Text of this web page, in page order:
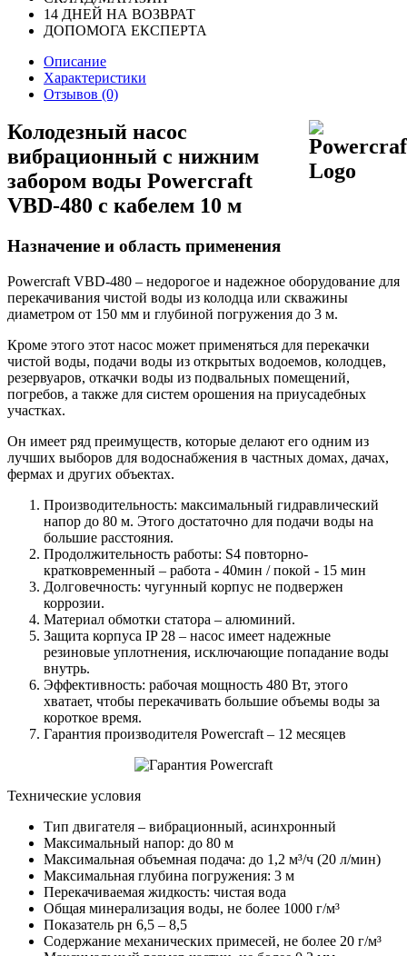
14 ДНЕЙ НА ВОЗВРАТ
ДОПОМОГА ЕКСПЕРТА
Описание
Характеристики
Отзывов (0)
Колодезный насос
вибрационный с нижним
забором воды Powercraft
VBD-480 с кабелем 10 м
Назначение и область применения
Powercraft VBD-480 – недорогое и надежное оборудование для
перекачивания чистой воды из колодца или скважины
диаметром от 150 мм и глубиной погружения до 3 м.
Кроме этого этот насос может применяться для перекачки
чистой воды, подачи воды из открытых водоемов, колодцев,
резервуаров, откачки воды из подвальных помещений,
погребов, а также для систем орошения на приусадебных
участках.
Он имеет ряд преимуществ, которые делают его одним из
лучших выборов для водоснабжения в частных домах, дачах,
фермах и других объектах.
Производительность: максимальный гидравлический
напор до 80 м. Этого достаточно для подачи воды на
большие расстояния.
Продолжительность работы: S4 повторно-
кратковременный – работа - 40мин / покой - 15 мин
Долговечность: чугунный корпус не подвержен
коррозии.
Материал обмотки статора – алюминий.
Защита корпуса IP 28 – насос имеет надежные
резиновые уплотнения, исключающие попадание воды
внутрь.
Эффективность: рабочая мощность 480 Вт, этого
хватает, чтобы перекачивать большие объемы воды за
короткое время.
Гарантия производителя Powercraft – 12 месяцев
Технические условия
Тип двигателя – вибрационный, асинхронный
Максимальный напор: до 80 м
Максимальная объемная подача: до 1,2 м³/ч (20 л/мин)
Максимальная глубина погружения: 3 м
Перекачиваемая жидкость: чистая вода
Общая минерализация воды, не более 1000 г/м³
Показатель рн 6,5 – 8,5
Содержание механических примесей, не более 20 г/м³